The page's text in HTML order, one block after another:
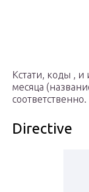
Кстати, коды , и
месяца
соответственно.
Directive